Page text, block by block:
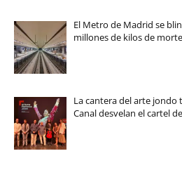
El Metro de Madrid se
millones de kilos de
La cantera del arte jondo
Canal desvelan el cartel